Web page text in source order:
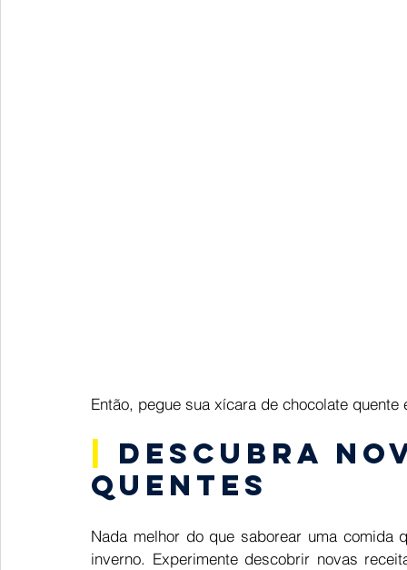
Então, pegue sua xícara de chocolate
Descubra
quentes
Nada melhor do que saborear uma comida
inverno. Experimente descobrir novas